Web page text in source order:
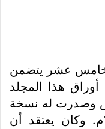
عشر يتضمن
اكتشفت أوراق هذا المجلد
اثوس وصدرت له نسخة
طبق الأصل نشرت عام 1907م. وكان يعتقد أن